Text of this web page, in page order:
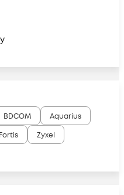
BDCOM
Aquarius
Zyxel